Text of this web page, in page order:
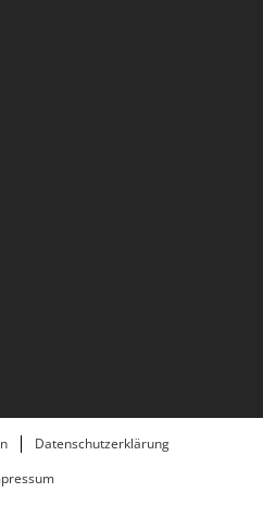
Datenschutzerklärung